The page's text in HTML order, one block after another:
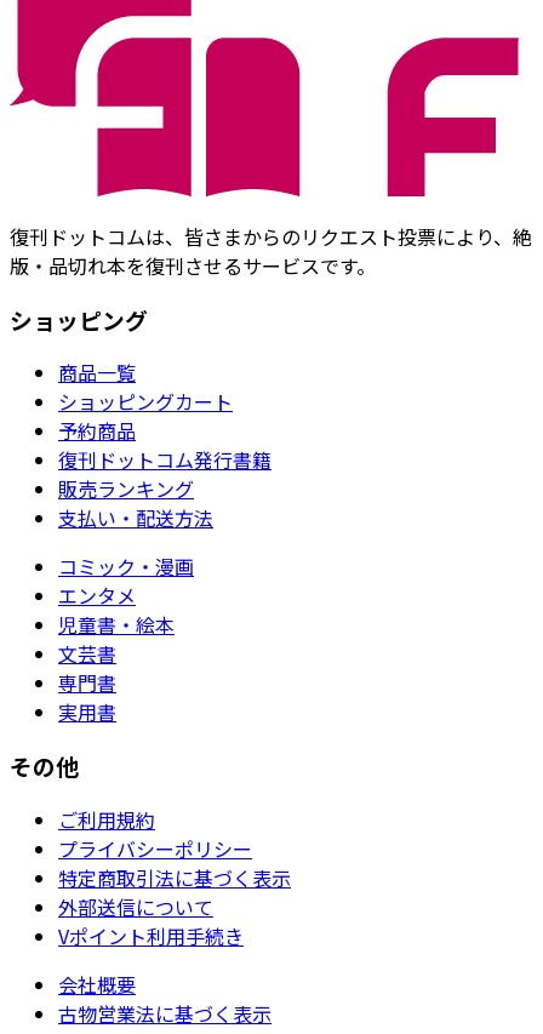
復刊ドットコムは、皆さまからのリクエスト投票により、絶
版・品切れ本を復刊させるサービスです。
ショッピング
商品一覧
ショッピングカート
予約商品
復刊ドットコム発行書籍
販売ランキング
支払い・配送方法
コミック・漫画
エンタメ
児童書・絵本
文芸書
専門書
実用書
その他
ご利用規約
プライバシーポリシー
特定商取引法に基づく表示
外部送信について
Vポイント利用手続き
会社概要
古物営業法に基づく表示